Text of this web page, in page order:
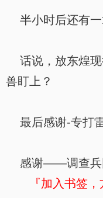
半小时后还有一
话说，放东煌现
兽盯上？
最后感谢-专打
感谢——调查兵
『加入书签，